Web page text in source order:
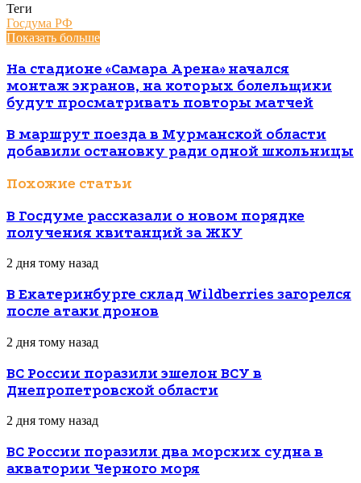
Теги
Госдума РФ
Показать больше
На стадионе «Самара Арена» начался
монтаж экранов, на которых болельщики
будут просматривать повторы матчей
В маршрут поезда в Мурманской области
добавили остановку ради одной школьницы
Похожие статьи
В Госдуме рассказали о новом порядке
получения квитанций за ЖКУ
2 дня тому назад
В Екатеринбурге склад Wildberries загорелся
после атаки дронов
2 дня тому назад
ВС России поразили эшелон ВСУ в
Днепропетровской области
2 дня тому назад
ВС России поразили два морских судна в
акватории Черного моря